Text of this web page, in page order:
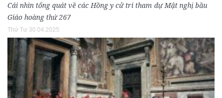
Cái nhìn tổng quát về các Hồng y cử tri tham dự Mật nghị bầu
Giáo hoàng thứ 267
Thứ Tư 30.04.2025